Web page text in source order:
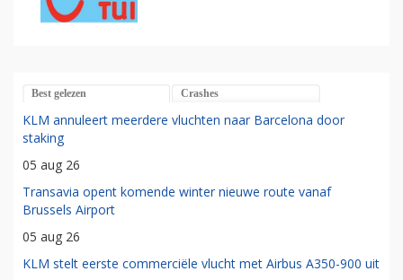
Best gelezen Crashes
KLM annuleert meerdere vluchten naar Barcelona door
staking
05 aug 26
Transavia opent komende winter nieuwe route vanaf
Brussels Airport
05 aug 26
KLM stelt eerste commerciële vlucht met Airbus A350-900 uit